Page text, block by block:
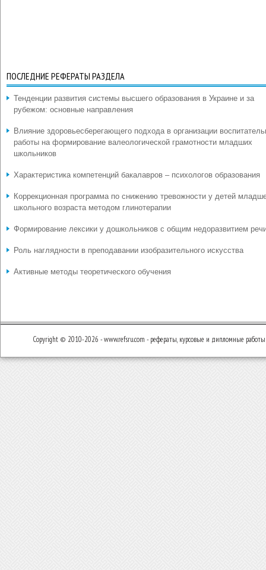
ПОСЛЕДНИЕ РЕФЕРАТЫ РАЗДЕЛА
Тенденции развития системы высшего образования в Украине и за
рубежом: основные направления
Влияние здоровьесберегающего подхода в организации
работы на формирование валеологической грамотности младших
школьников
Характеристика компетенций бакалавров – психологов образования
Коррекционная программа по снижению тревожности у детей
школьного возраста методом глинотерапии
Формирование лексики у дошкольников с общим недоразвитием
Роль наглядности в преподавании изобразительного искусства
Активные методы теоретического обучения
Copyright © 2010-2026 - www.refsru.com - рефераты, курсовые и дипломные работы